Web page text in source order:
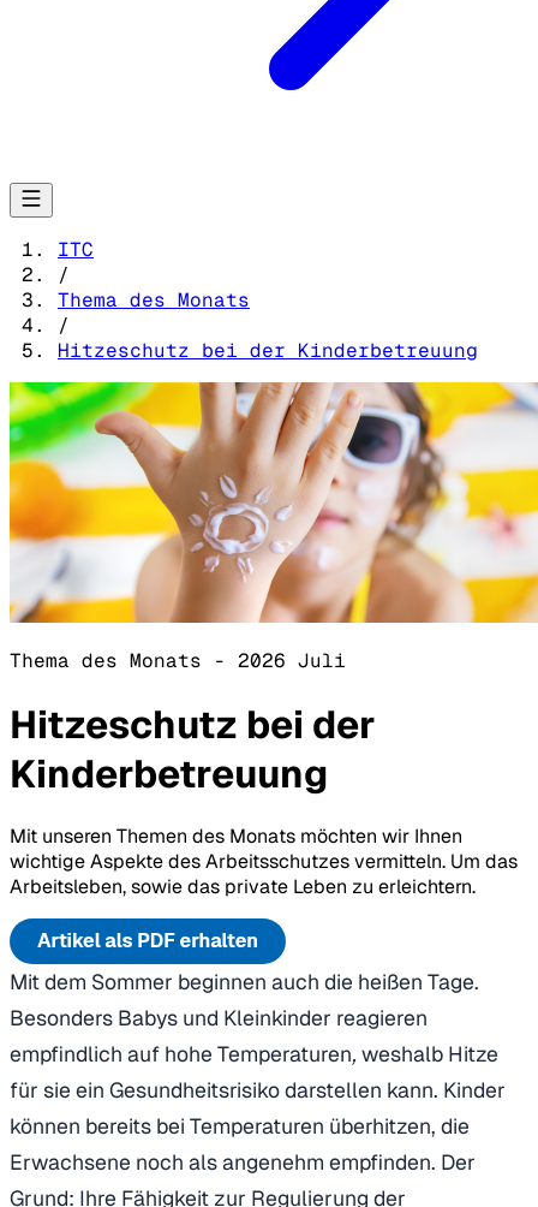
ITC
/
Thema des Monats
/
Hitzeschutz bei der Kinderbetreuung
Thema des Monats - 2026 Juli
Hitzeschutz bei der
Kinderbetreuung
Mit unseren Themen des Monats möchten wir Ihnen
wichtige Aspekte des Arbeitsschutzes vermitteln. Um das
Arbeitsleben, sowie das private Leben zu erleichtern.
Mit dem Sommer beginnen auch die heißen Tage.
Besonders Babys und Kleinkinder reagieren
empfindlich auf hohe Temperaturen,weshalb Hitze
für sie ein Gesundheitsrisiko darstellen kann. Kinder
können bereits bei Temperaturen überhitzen, die
Erwachsene noch als angenehm empfinden. Der
Grund: Ihre Fähigkeit zur Regulierung der